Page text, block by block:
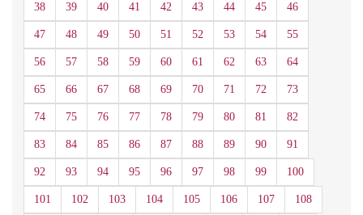
38 39 40 41 42 43 44 45 46
47 48 49 50 51 52 53 54 55
56 57 58 59 60 61 62 63 64
65 66 67 68 69 70 71 72 73
74 75 76 77 78 79 80 81 82
83 84 85 86 87 88 89 90 91
92 93 94 95 96 97 98 99 100
101 102 103 104 105 106 107 108